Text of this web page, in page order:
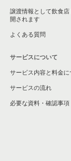
譲渡情報として飲食
開されます
よくある質問
サービスについて
サービス内容と料金に
サービスの流れ
必要な資料・確認事項